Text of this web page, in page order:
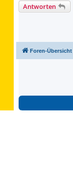
Antworten
Foren-Übersicht